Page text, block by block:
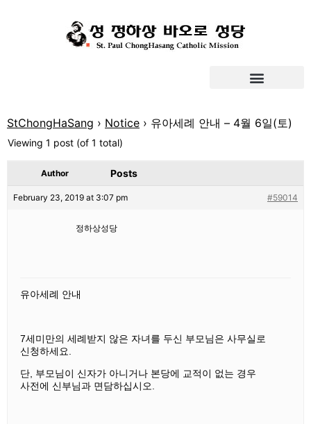
StChongHaSang › Notice › 유아세례 안내 – 4월 6일(토)
Viewing 1 post (of 1 total)
Author Posts
February 23, 2019 at 3:07 pm #59014
정하상성당
유아세례 안내
7세미만의 세례받지 않은 자녀를 두신 부모님은 사무실로
신청하세요.
단, 부모님이 신자가 아니거나 본당에 교적이 없는 경우
사전에 신부님과 면담하십시오.